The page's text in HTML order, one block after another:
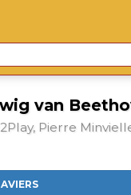
van
Pierre